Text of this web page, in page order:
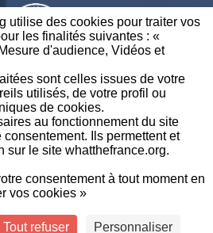
utilise des cookies pour traiter vos
les finalités suivantes : «
d'audience, Vidéos et
sont celles issues de votre
utilisés, de votre profil ou
de cookies.
au fonctionnement du site
Ils permettent et
le site whatthefrance.org.
consentement à tout moment en
vos cookies »
Tout refuser Personnaliser
OF
NOUS MENTIONS LÉGALES
DE
DES
|PRÉFÉRENCES DE